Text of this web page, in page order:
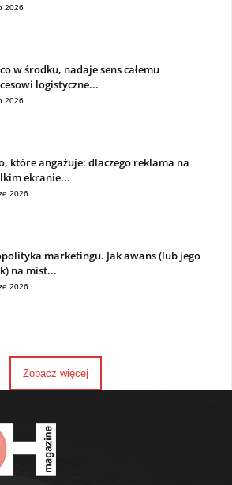
2026
w środku, nadaje sens całemu
logistyczne...
2026
które angażuje: dlaczego reklama na
ekranie...
2026
marketingu. Jak awans (lub jego
na mist...
2026
Zobacz więcej